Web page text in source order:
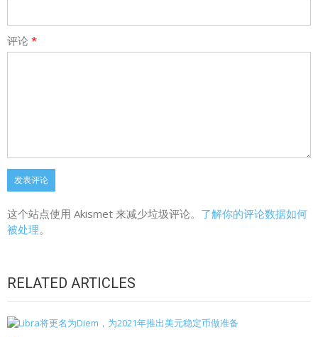
评论 *
这个站点使用 Akismet 来减少垃圾评论。 了解你的评论数据如何
被处理。
RELATED ARTICLES